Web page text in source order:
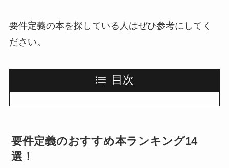
要件定義の本を探している人はぜひ参考にしてく
ださい。
目次
要件定義のおすすめ本ランキング14
選！